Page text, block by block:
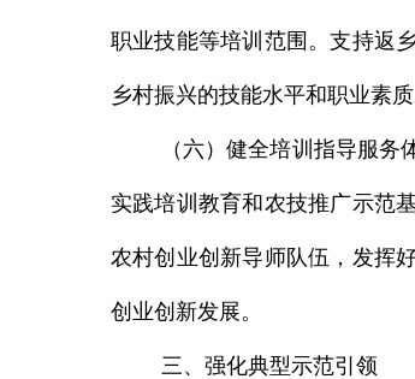
职业技能等培训范围。支持返
乡村振兴的技能水平和职业素质
（六）健全培训指导服务
实践培训教育和农技推广示范基
农村创业创新导师队伍 ，发挥
创业创新发展。
三、强化典型示范引领